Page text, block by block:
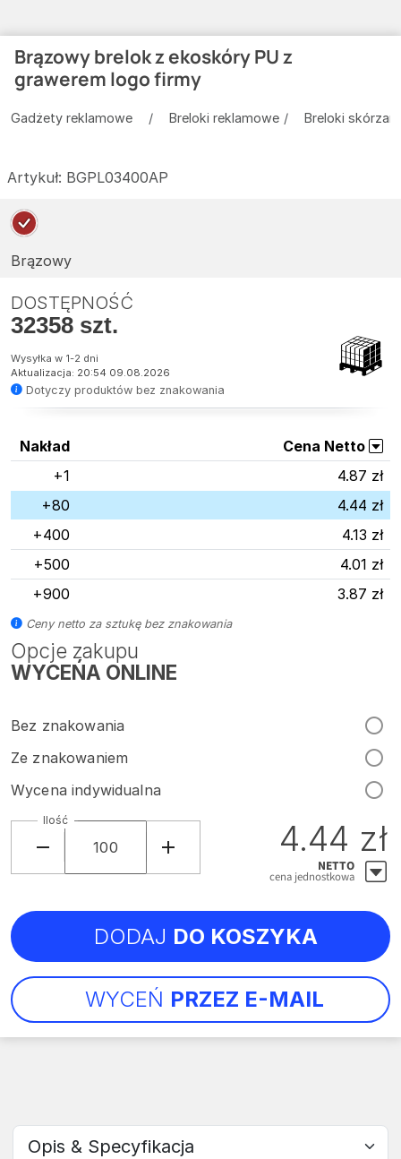
Brązowy brelok z ekoskóry PU z
grawerem logo firmy
Wybierz sekcję
Gadżety reklamowe Breloki reklamowe Breloki
Artykuł: BGPL03400AP
Brązowy
DOSTĘPNOŚĆ
32358 szt.
Wysyłka w 1-2 dni
Aktualizacja: 20:54 09.08.2026
Dotyczy produktów bez znakowania
Opcje zakupu
WYCEŃA ONLINE
Bez znakowania
Ze znakowaniem
Wycena indywidualna
Nakład
Cena Netto
+1
4.87 zł
+80
4.44 zł
+400
4.13 zł
+500
4.01 zł
+900
3.87 zł
Ceny netto za sztukę bez znakowania
Ilość 4.44 zł
NETTO
cena jednostkowa
WYCEŃ PRZEZ E-MAIL
DODAJ DO KOSZYKA